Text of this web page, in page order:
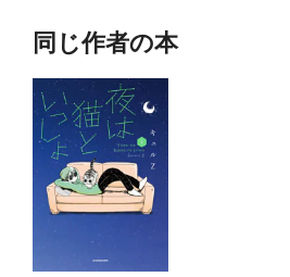
同じ作者の本